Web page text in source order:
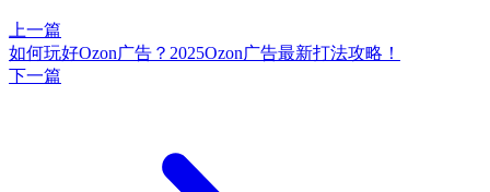
上一篇
如何玩好Ozon广告？2025Ozon广告最新打法攻略！
下一篇